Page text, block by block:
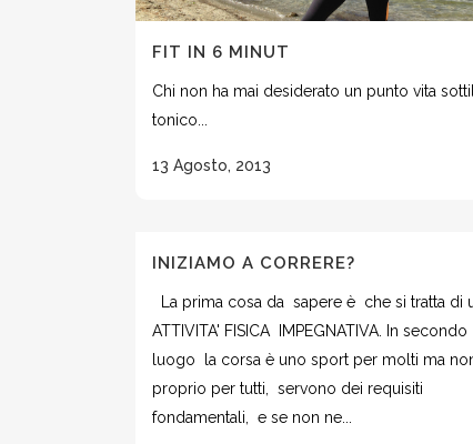
FIT IN 6 MINUT
Chi non ha mai desiderato un punto vita
tonico...
13 Agosto, 2013
INIZIAMO A CORRERE?
La prima cosa da sapere è che si tratta di
ATTIVITA' FISICA IMPEGNATIVA. In secondo
luogo la corsa è uno sport per molti ma
proprio per tutti, servono dei requisiti
fondamentali, e se non ne...